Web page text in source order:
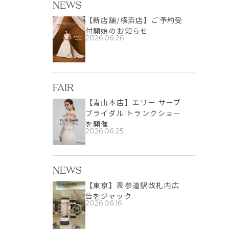
NEWS
【新店舗/横浜店】ご予約受
付開始のお知らせ
2026.06.26
FAIR
【青山本店】エリー サーブ
ブライダル トランクショー
を開催
2026.06.25
NEWS
【東京】表参道駅改札内広
告をジャック
2026.06.16